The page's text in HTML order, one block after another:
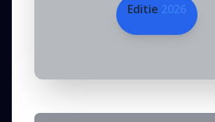
Editie 2026